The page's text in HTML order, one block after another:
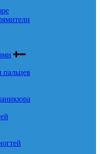
пальцев